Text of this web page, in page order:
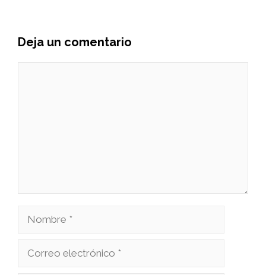
Deja un comentario
Nombre
Correo